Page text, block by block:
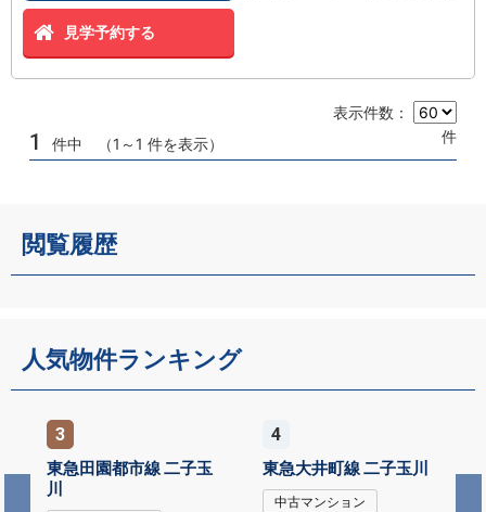
見学予約する
1 件中 （1～1 件を表示）
表示件数：
件
閲覧履歴
人気物件ランキング
3
東急田園都市線 二子玉
川
4
東急大井町線 二子玉川
中古マンション